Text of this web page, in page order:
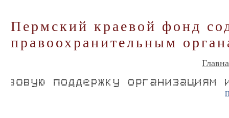
Пермский краевой фонд
правоохранительным